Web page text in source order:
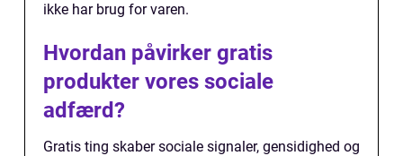
ikke har brug for varen.
Hvordan påvirker gratis
produkter vores sociale
adfærd?
Gratis ting skaber sociale signaler, gensidighed og